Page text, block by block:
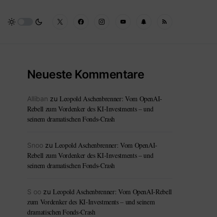
Neueste Kommentare
Alliban zu Leopold Aschenbrenner: Vom OpenAI-
Rebell zum Vordenker des KI-Investments – und
seinem dramatischen Fonds-Crash
Snoo zu Leopold Aschenbrenner: Vom OpenAI-
Rebell zum Vordenker des KI-Investments – und
seinem dramatischen Fonds-Crash
S oo zu Leopold Aschenbrenner: Vom OpenAI-Rebell
zum Vordenker des KI-Investments – und seinem
dramatischen Fonds-Crash